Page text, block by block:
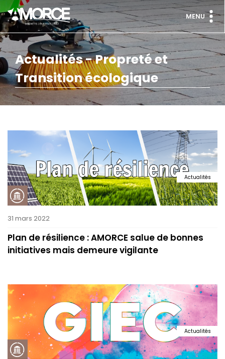
MENU
Actualités - Propreté et
Transition écologique
Actualités
31 mars 2022
Plan de résilience : AMORCE salue de bonnes
initiatives mais demeure vigilante
Actualités